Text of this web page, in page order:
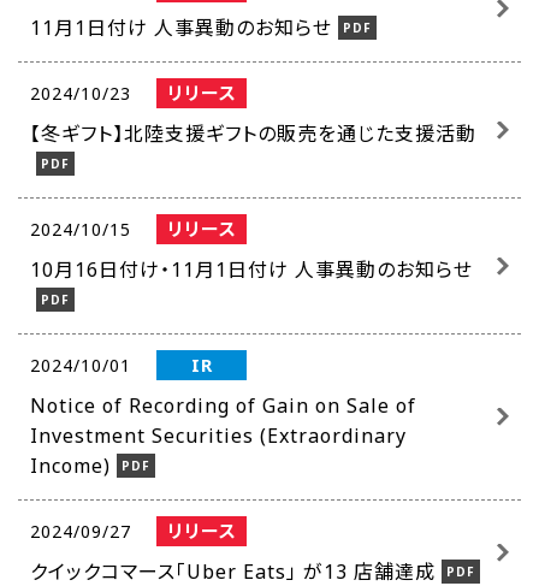
11月1日付け 人事異動のお知らせ
2024/10/23 リリース
【冬ギフト】北陸支援ギフトの販売を通じた支援活動
2024/10/15 リリース
10月16日付け・11月1日付け 人事異動のお知らせ
2024/10/01 IR
Notice of Recording of Gain on Sale of
Investment Securities (Extraordinary
Income)
2024/09/27 リリース
クイックコマース「Uber Eats」 が13 店舗達成